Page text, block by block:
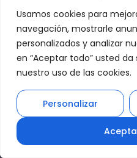
Usamos cookies para
navegación, mostrarle
personalizados y analizar
en “Aceptar todo” usted
nuestro uso de las cookies.
Personalizar
Contacto
+34 607 65 00 38
Viernes : 8:00 a 15:00
info@clicacs.com
C/ Fernando el